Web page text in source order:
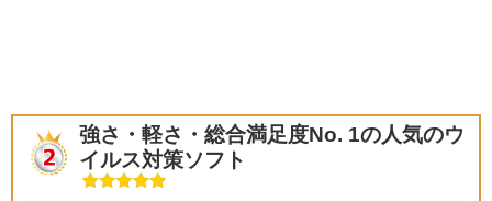
強さ・軽さ・総合満足度No. 1の人気のウ
イルス対策ソフト